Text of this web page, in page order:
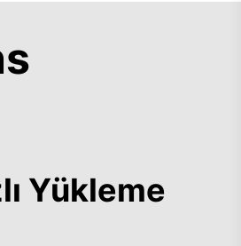
Yükleme